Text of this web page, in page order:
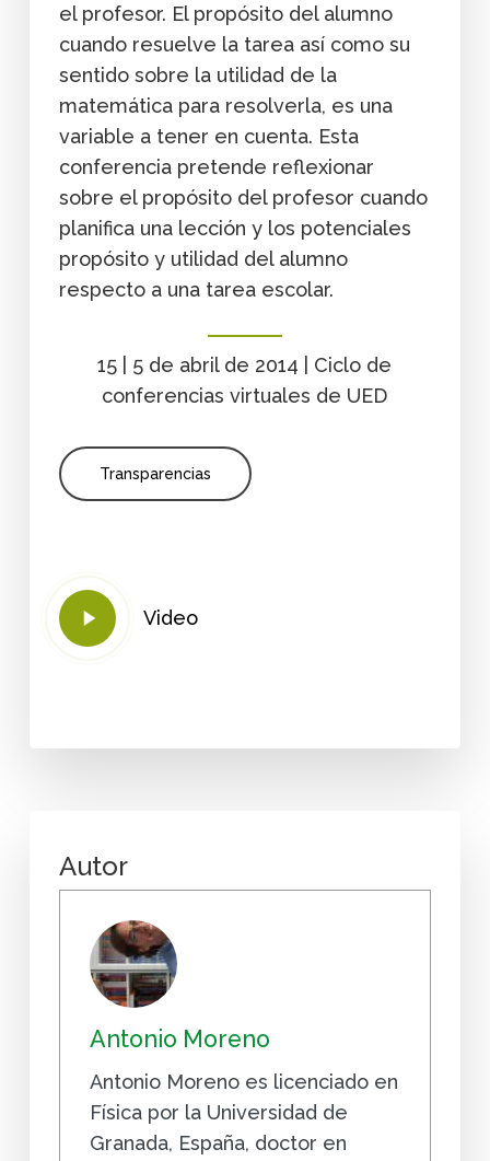
el profesor. El propósito del alumno
cuando resuelve la tarea así como su
sentido sobre la utilidad de la
matemática para resolverla, es una
variable a tener en cuenta. Esta
conferencia pretende reflexionar
sobre el propósito del profesor cuando
planifica una lección y los potenciales
propósito y utilidad del alumno
respecto a una tarea escolar.
15 | 5 de abril de 2014 | Ciclo de
conferencias virtuales de UED
Transparencias
Play
Video
Video
Autor
Antonio Moreno
Antonio Moreno es licenciado en
Física por la Universidad de
Granada, España, doctor en